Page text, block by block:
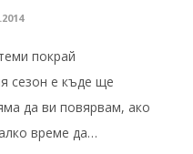
покрай
сезон е къде ще
да ви повярвам, ако
време да…